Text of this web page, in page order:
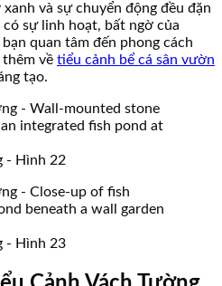
và sự chuyển động đều đặn
sự linh hoạt, bất ngờ của
quan tâm đến phong cách
thêm về tiểu cảnh bể cá sân vườn
tạo.
- Hình 22
- Hình 23